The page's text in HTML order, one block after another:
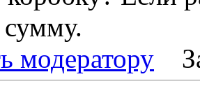
модератору